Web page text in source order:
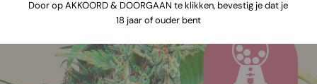
Door op AKKOORD & DOORGAAN te klikken, bevestig je dat je
18 jaar of ouder bent